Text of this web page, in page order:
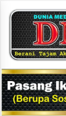
content